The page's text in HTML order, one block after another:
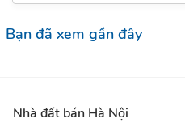
Bạn đã xem gần đây
Nhà đất bán Hà Nội